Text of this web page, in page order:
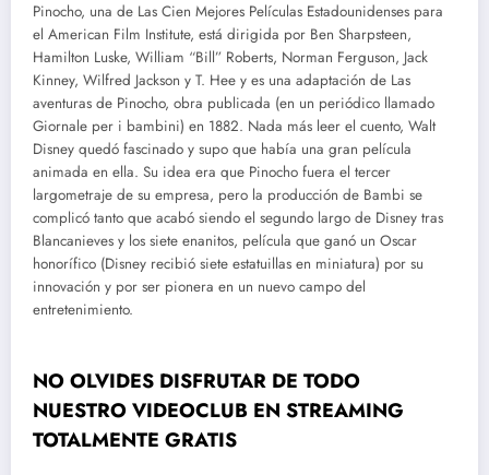
Pinocho, una de Las Cien Mejores Películas Estadounidenses para
el American Film Institute, está dirigida por Ben Sharpsteen,
Hamilton Luske, William “Bill” Roberts, Norman Ferguson, Jack
Kinney, Wilfred Jackson y T. Hee y es una adaptación de Las
aventuras de Pinocho, obra publicada (en un periódico llamado
Giornale per i bambini) en 1882. Nada más leer el cuento, Walt
Disney quedó fascinado y supo que había una gran película
animada en ella. Su idea era que Pinocho fuera el tercer
largometraje de su empresa, pero la producción de Bambi se
complicó tanto que acabó siendo el segundo largo de Disney tras
Blancanieves y los siete enanitos, película que ganó un Oscar
honorífico (Disney recibió siete estatuillas en miniatura) por su
innovación y por ser pionera en un nuevo campo del
entretenimiento.
NO OLVIDES DISFRUTAR DE TODO
NUESTRO VIDEOCLUB EN STREAMING
TOTALMENTE GRATIS